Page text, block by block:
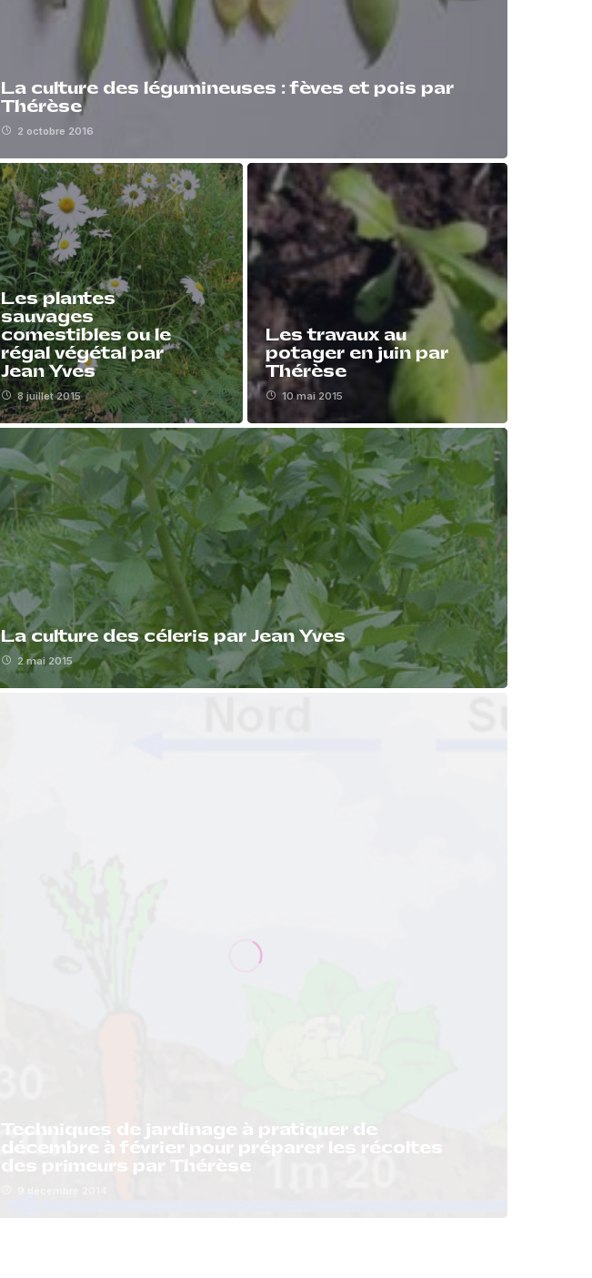
La culture des légumineuses : fèves et pois par
Thérèse
2 octobre 2016
Les plantes
sauvages
comestibles ou le
régal végétal par
Jean Yves
8 juillet 2015
Les travaux au
potager en juin par
Thérèse
10 mai 2015
La culture des céleris par Jean Yves
2 mai 2015
Techniques de jardinage à pratiquer de
décembre à février pour préparer les récoltes
des primeurs par Thérèse